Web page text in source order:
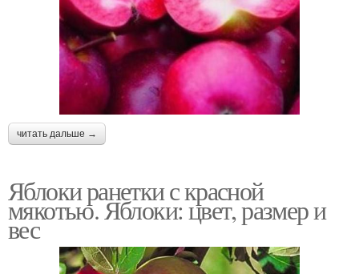
читать дальше →
Яблоки ранетки с красной
мякотью. Яблоки: цвет, размер и
вес